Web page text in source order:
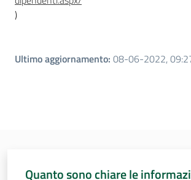
)
Ultimo aggiornamento: 08-06-2022,
Quanto sono chiare le